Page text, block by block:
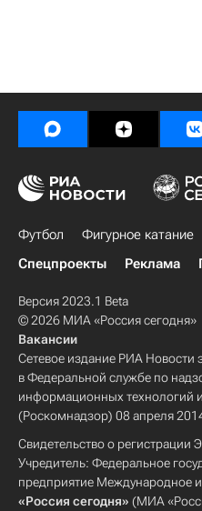
Футбол Фигурное катание
Спецпроекты
Реклама
Версия 2023.1 Beta
© 2026 МИА «Россия сегодня»
Вакансии
Сетевое издание РИА Новости
в Федеральной службе по
информационных технологий
(Роскомнадзор) 08 апреля
Свидетельство о
Учредитель: Федеральное
предприятие Международное
«Россия сегодня» (МИА